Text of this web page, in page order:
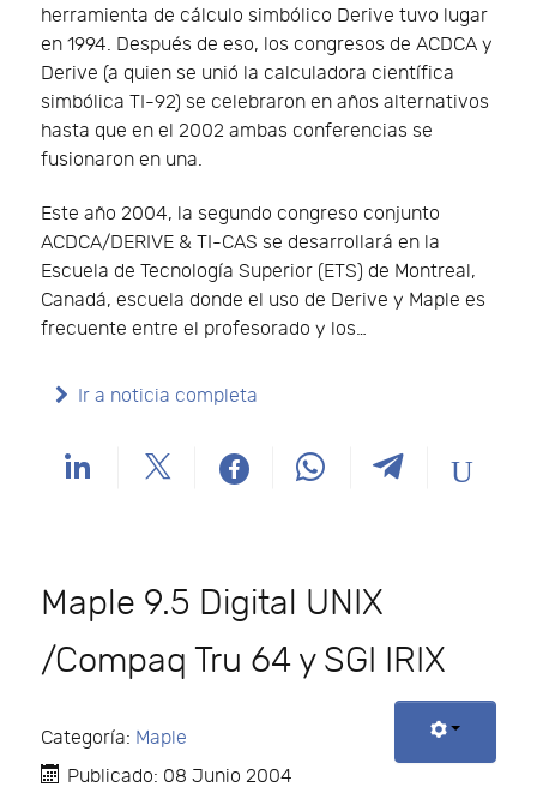
herramienta de cálculo simbólico Derive tuvo lugar
en 1994. Después de eso, los congresos de ACDCA y
Derive (a quien se unió la calculadora científica
simbólica TI-92) se celebraron en años alternativos
hasta que en el 2002 ambas conferencias se
fusionaron en una.
Este año 2004, la segundo congreso conjunto
ACDCA/DERIVE & TI-CAS se desarrollará en la
Escuela de Tecnología Superior (ETS) de Montreal,
Canadá, escuela donde el uso de Derive y Maple es
frecuente entre el profesorado y los…
Ir a noticia completa
Maple 9.5 Digital UNIX
/Compaq Tru 64 y SGI IRIX
Categoría: Maple
Publicado: 08 Junio 2004